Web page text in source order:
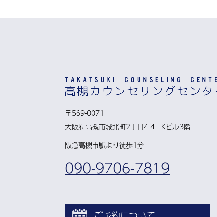
〒569-0071
大阪府高槻市城北町2丁目4-4 Kビル3階
阪急高槻市駅より徒歩1分
090-9706-7819